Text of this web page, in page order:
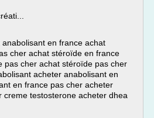
en france achat
cher achat stéroïde en france
pas cher achat stéroïde pas cher
acheter anabolisant en
en france pas cher acheter
creme testosterone acheter dhea